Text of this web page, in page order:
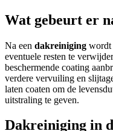
Wat gebeurt er
Na een dakreiniging wordt
eventuele resten te
beschermende coating
verdere vervuiling en
laten coaten om de
uitstraling te geven.
Dakreiniging in